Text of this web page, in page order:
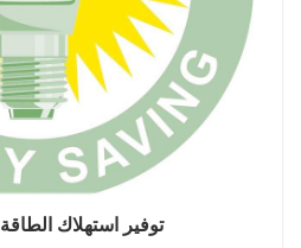
توفير استهلاك الطاقة